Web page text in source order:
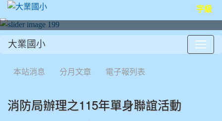
字級
大業國小
本站消息 分月文章 電子報列表
消防局辦理之115年單身聯誼活動